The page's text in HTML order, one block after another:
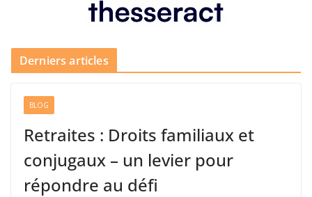
Derniers articles
BLOG
Retraites : Droits familiaux et
conjugaux – un levier pour
répondre au défi